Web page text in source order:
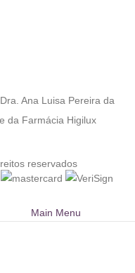
Ana Luisa Pereira da
da Farmácia Higilux
reservados
Main Menu